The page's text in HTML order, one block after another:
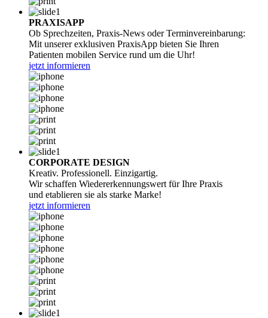
PRAXISAPP
Ob Sprechzeiten, Praxis-News oder Terminvereinbarung:
Mit unserer exklusiven PraxisApp bieten Sie Ihren
Patienten mobilen Service rund um die Uhr!
jetzt informieren
CORPORATE DESIGN
Kreativ. Professionell. Einzigartig.
Wir schaffen Wiedererkennungswert für Ihre Praxis
und etablieren sie als starke Marke!
jetzt informieren